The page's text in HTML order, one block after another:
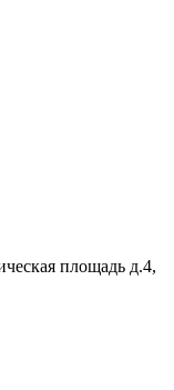
площадь д.4,